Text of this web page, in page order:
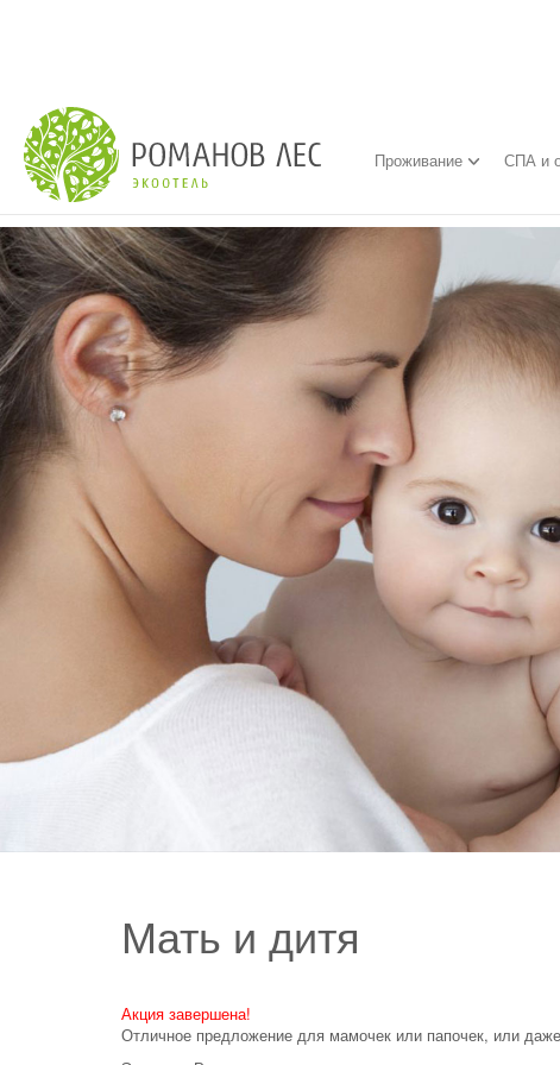
Проживание СПА и
Мать и дитя
Акция завершена!
Отличное предложение для мамочек или папочек, или